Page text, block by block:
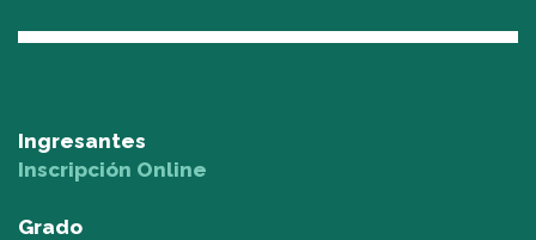
Ingresantes
Inscripción Online
Grado